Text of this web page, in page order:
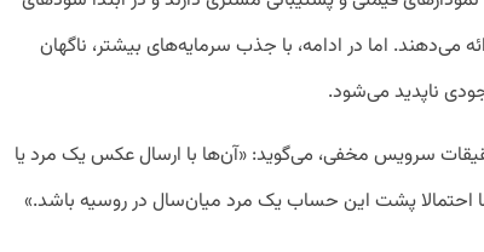
می‌دهند. اما در ادامه، با جذب سرمایه‌های بیشتر، ناگهان
ناپدید می‌شود.
سرویس مخفی، می‌گوید: «آن‌ها با ارسال عکس یک مرد یا
احتمالا پشت این حساب یک مرد میان‌سال در روسیه باشد.»